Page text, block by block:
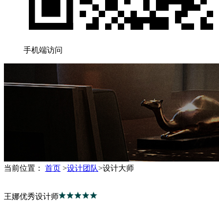
手机端访问
当前位置： 首页 >设计团队>设计大师
王娜优秀设计师